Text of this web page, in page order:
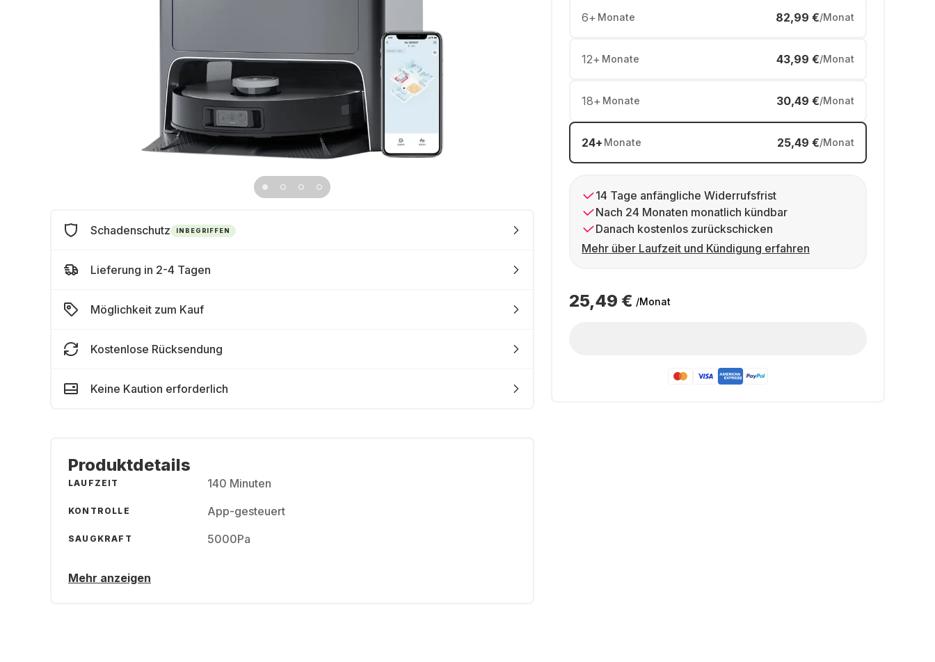
6+ Monate 82,99 €/Monat
12+ Monate 43,99 €/Monat
18+ Monate 30,49 €/Monat
24+ Monate 25,49 €/Monat
14 Tage anfängliche Widerrufsfrist
Nach 24 Monaten monatlich kündbar
Danach kostenlos zurückschicken
Mehr über Laufzeit und Kündigung erfahren
25,49 € /Monat
Schadenschutz INBEGRIFFEN
Lieferung in 2-4 Tagen
Möglichkeit zum Kauf
Kostenlose Rücksendung
Keine Kaution erforderlich
Produktdetails
LAUFZEIT 140 Minuten
KONTROLLE App-gesteuert
SAUGKRAFT 5000Pa
Mehr anzeigen